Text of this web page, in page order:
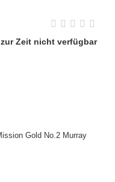
zur Zeit nicht verfügbar